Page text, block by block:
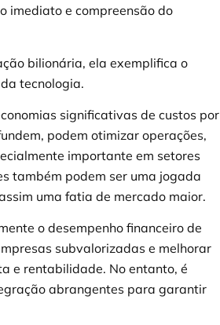
imediato e compreensão do
bilionária, ela exemplifica o
tecnologia.
significativas de custos por
podem otimizar operações,
importante em setores
também podem ser uma jogada
uma fatia de mercado maior.
o desempenho financeiro de
subvalorizadas e melhorar
e rentabilidade. No entanto, é
abrangentes para garantir